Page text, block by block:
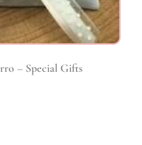
– Special Gifts